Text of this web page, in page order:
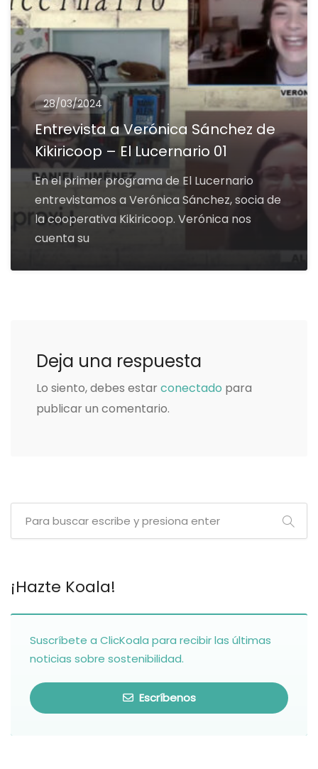
28/03/2024
Entrevista a Verónica Sánchez de
Kikiricoop – El Lucernario 01
En el primer programa de El Lucernario
entrevistamos a Verónica Sánchez, socia de
la cooperativa Kikiricoop. Verónica nos
cuenta su
Deja una respuesta
Lo siento, debes estar conectado para
publicar un comentario.
¡Hazte Koala!
Suscríbete a ClicKoala para recibir las últimas
noticias sobre sostenibilidad.
Escríbenos